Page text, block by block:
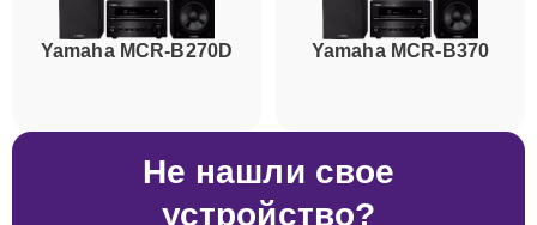
Yamaha MCR-B270D Yamaha MCR-B370
Не нашли свое
устройство?